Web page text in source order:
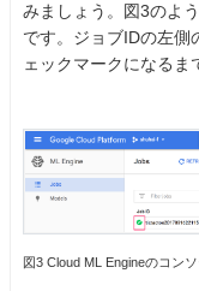
みましょう。図3のよ
です。ジョブIDの左側
ェックマークになるま
図3 Cloud ML Engineのコン